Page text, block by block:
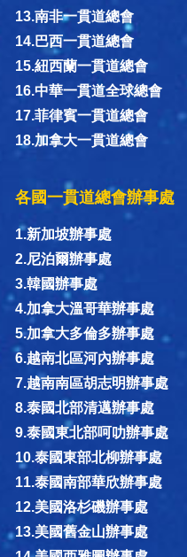
13.南非一貫道總會
14.巴西一貫道總會
15.紐西蘭一貫道總會
16.中華一貫道全球總會
17.菲律賓一貫道總會
18.加拿大一貫道總會
各國一貫道總會辦事處
1.新加坡辦事處
2.尼泊爾辦事處
3.韓國辦事處
4.加拿大溫哥華辦事處
5.加拿大多倫多辦事處
6.越南北區河內辦事處
7.越南南區胡志明辦事處
8.泰國北部清邁辦事處
9.泰國東北部呵叻辦事處
10.泰國東部北柳辦事處
11.泰國南部華欣辦事處
12.美國洛杉磯辦事處
13.美國舊金山辦事處